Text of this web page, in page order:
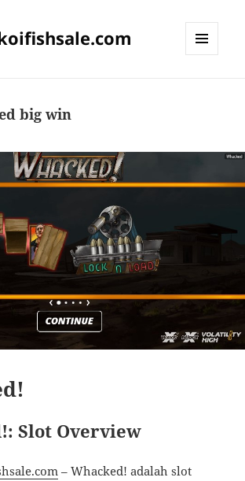
big win
Slot Overview
– Whacked! adalah slot